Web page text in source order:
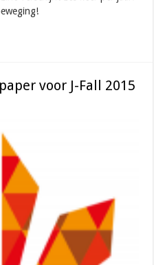
voor J-Fall 2015